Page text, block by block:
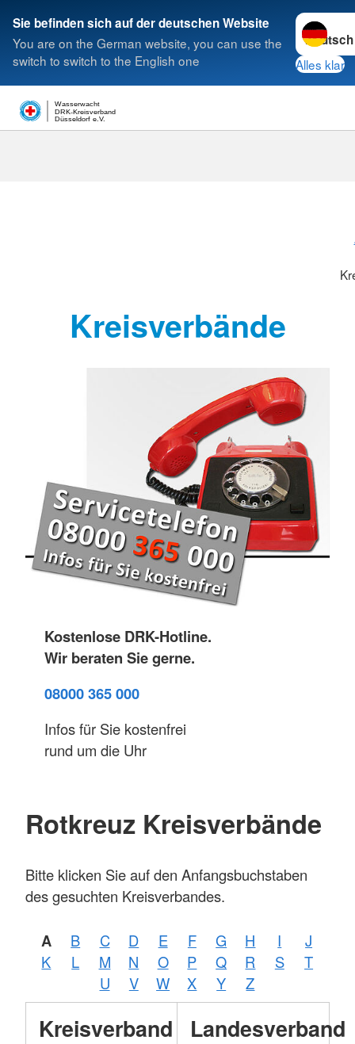
Sie befinden sich auf der deutschen Website
You are on the German website, you can use the
switch to switch to the English one
Sprache
Alles klar
Düsseldorf e.V.
DRK-Kreisverband
Wasserwacht
Suche
Kreisverbände
Kostenlose DRK-Hotline.
Wir beraten Sie gerne.
08000 365 000
Infos für Sie kostenfrei
rund um die Uhr
Rotkreuz Kreisverbände
Bitte klicken Sie auf den Anfangsbuchstaben
des gesuchten Kreisverbandes.
A B C D E F G H I
J
K
L M N O P Q R S
T
U
V W X Y Z
Kreisverband Landesverband